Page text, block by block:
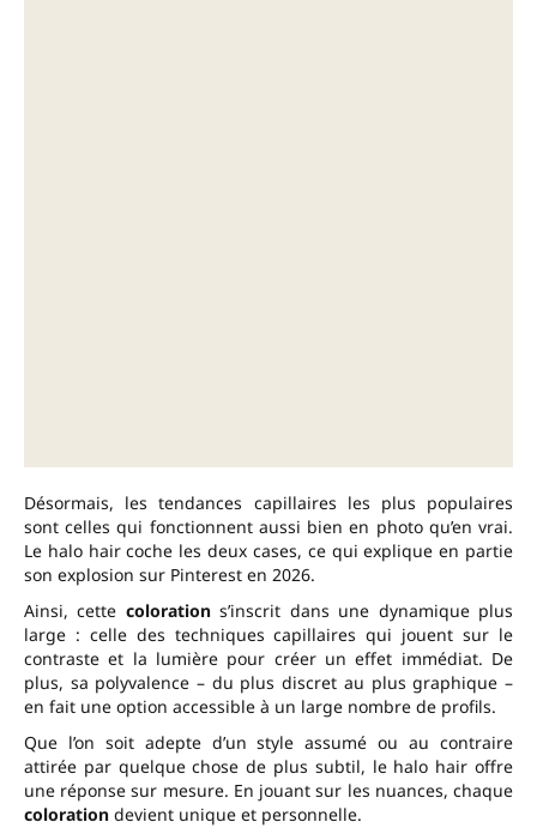
Désormais, les tendances capillaires les plus populaires
sont celles qui fonctionnent aussi bien en photo qu’en vrai.
Le halo hair coche les deux cases, ce qui explique en partie
son explosion sur Pinterest en 2026.
Ainsi, cette colorations’inscrit dans une dynamique plus
large : celle des techniques capillaires qui jouent sur le
contraste et la lumière pour créer un effet immédiat. De
plus, sa polyvalence – du plus discret au plus graphique –
en fait une option accessible à un large nombre de profils.
Que l’on soit adepte d’un style assumé ou au contraire
attirée par quelque chose de plus subtil, le halo hair offre
une réponse sur mesure. En jouant sur les nuances, chaque
coloration devient unique et personnelle.